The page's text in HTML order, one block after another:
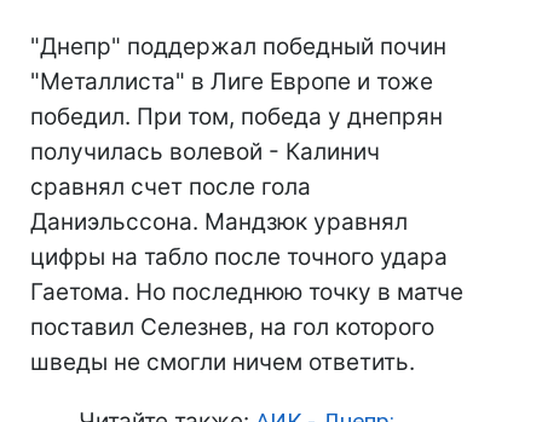
"Днепр" поддержал победный почин
"Металлиста" в Лиге Европе и тоже
победил. При том, победа у днепрян
получилась волевой - Калинич
сравнял счет после гола
Даниэльссона. Мандзюк уравнял
цифры на табло после точного удара
Гаетома. Но последнюю точку в матче
поставил Селезнев, на гол которого
шведы не смогли ничем ответить.